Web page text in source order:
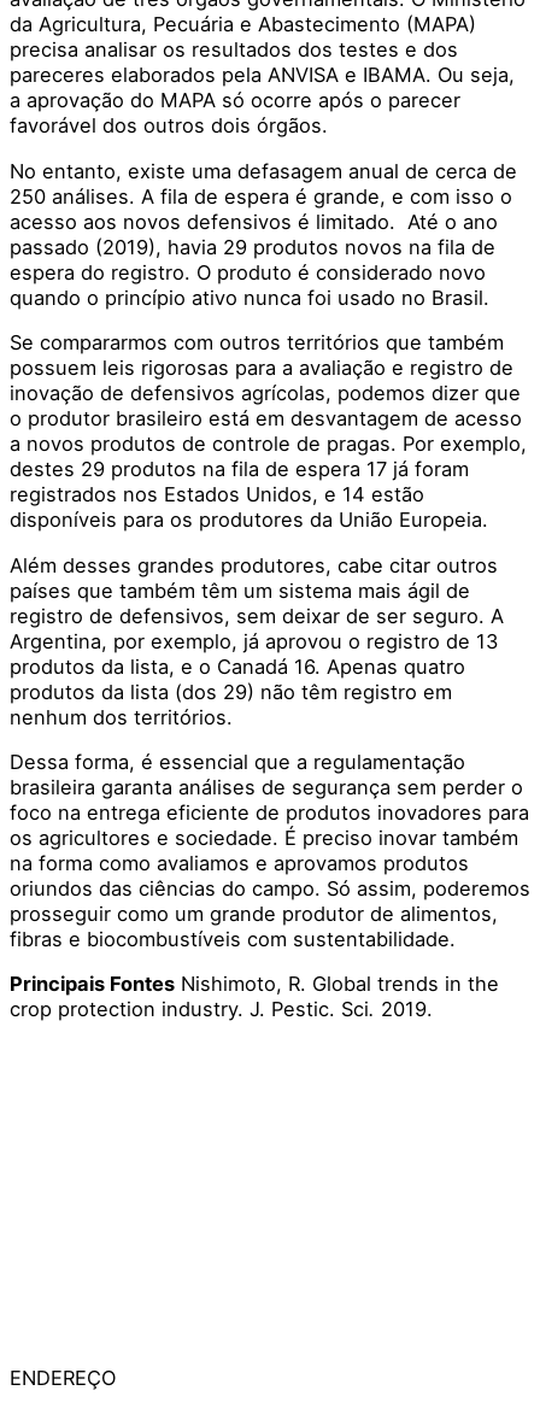
da Agricultura, Pecuária e Abastecimento (MAPA)
precisa analisar os resultados dos testes e dos
pareceres elaborados pela ANVISA e IBAMA. Ou seja,
a aprovação do MAPA só ocorre após o parecer
favorável dos outros dois órgãos.
No entanto, existe uma defasagem anual de cerca de
250 análises. A fila de espera é grande, e com isso o
acesso aos novos defensivos é limitado. Até o ano
passado (2019), havia 29 produtos novos na fila de
espera do registro. O produto é considerado novo
quando o princípio ativo nunca foi usado no Brasil.
Se compararmos com outros territórios que também
possuem leis rigorosas para a avaliação e registro de
inovação de defensivos agrícolas, podemos dizer que
o produtor brasileiro está em desvantagem de acesso
a novos produtos de controle de pragas. Por exemplo,
destes 29 produtos na fila de espera 17 já foram
registrados nos Estados Unidos, e 14 estão
disponíveis para os produtores da União Europeia.
Além desses grandes produtores, cabe citar outros
países que também têm um sistema mais ágil de
registro de defensivos, sem deixar de ser seguro. A
Argentina, por exemplo, já aprovou o registro de 13
produtos da lista, e o Canadá 16. Apenas quatro
produtos da lista (dos 29) não têm registro em
nenhum dos territórios.
Dessa forma, é essencial que a regulamentação
brasileira garanta análises de segurança sem perder o
foco na entrega eficiente de produtos inovadores para
os agricultores e sociedade. É preciso inovar também
na forma como avaliamos e aprovamos produtos
oriundos das ciências do campo. Só assim, poderemos
prosseguir como um grande produtor de alimentos,
fibras e biocombustíveis com sustentabilidade.
Principais Fontes Nishimoto, R. Global trends in the
crop protection industry. J. Pestic. Sci. 2019.
ENDEREÇO